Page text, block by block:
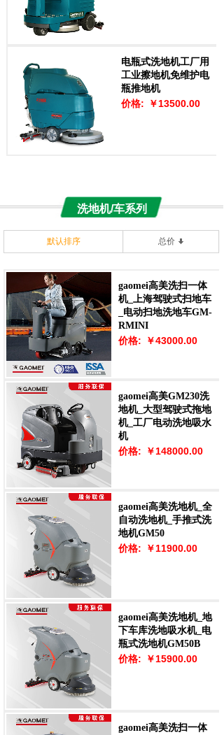
电瓶式洗地机工厂用
工业擦地机免维护电
瓶推地机
价格: ￥13500.00
洗地机/车系列
默认排序 总价
gaomei高美洗扫一体
机_上海驾驶式扫地车
_电动扫地洗地车GM-
RMINI
价格: ￥43000.00
gaomei高美GM230洗
地机_大型驾驶式拖地
机_工厂电动洗地吸水
机
价格: ￥148000.00
gaomei高美洗地机_全
自动洗地机_手推式洗
地机GM50
价格: ￥11900.00
gaomei高美洗地机_地
下车库洗地吸水机_电
瓶式洗地机GM50B
价格: ￥15900.00
gaomei高美洗扫一体